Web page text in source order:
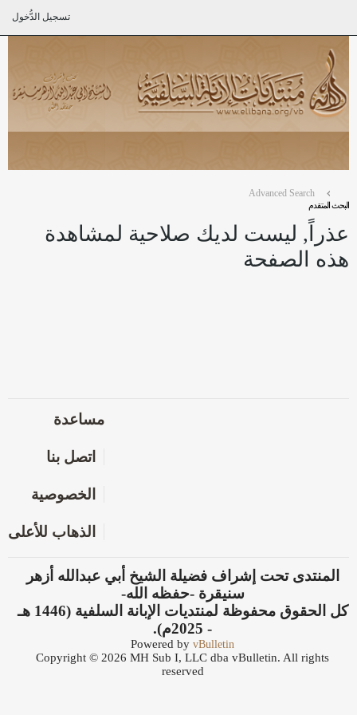
تسجيل الدُّخول
Advanced Search
البحث المتقدم
عذراً, ليست لديك صلاحية لمشاهدة
هذه الصفحة
مساعدة
اتصل بنا
الخصوصية
الذهاب للأعلى
المنتدى تحت إشراف فضيلة الشيخ أبي عبدالله أزهر
سنيقرة -حفظه الله-
كل الحقوق محفوظة لمنتديات الإبانة السلفية (1446 هـ
- 2025م).
Powered by vBulletin
Copyright © 2026 MH Sub I, LLC dba vBulletin. All rights
reserved